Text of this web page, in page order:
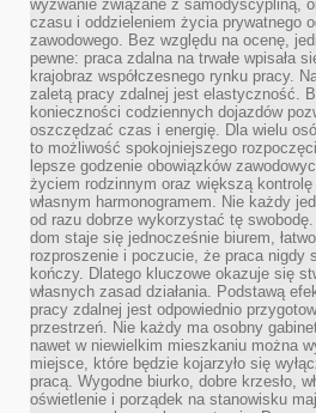
wyzwanie związane z samodyscypliną,
czasu i oddzieleniem życia prywatnego
zawodowego. Bez względu na ocenę,
pewne: praca zdalna na trwałe wpisała
krajobraz współczesnego rynku pracy.
zaletą pracy zdalnej jest elastyczność.
konieczności codziennych dojazdów
oszczędzać czas i energię. Dla wielu
to możliwość spokojniejszego
lepsze godzenie obowiązków
życiem rodzinnym oraz większą kontrolę
własnym harmonogramem. Nie każdy
od razu dobrze wykorzystać tę
dom staje się jednocześnie biurem,
rozproszenie i poczucie, że praca nigdy
kończy. Dlatego kluczowe okazuje się
własnych zasad działania. Podstawą
pracy zdalnej jest odpowiednio
przestrzeń. Nie każdy ma osobny
nawet w niewielkim mieszkaniu można
miejsce, które będzie kojarzyło się
pracą. Wygodne biurko, dobre krzesło,
oświetlenie i porządek na stanowisku